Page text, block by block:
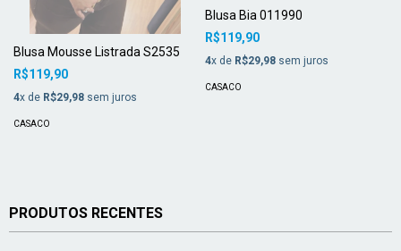
Blusa Mousse Listrada S2535
R$119,90
4x de R$29,98 sem juros
CASACO
Blusa Bia 011990
R$119,90
4x de R$29,98 sem juros
CASACO
PRODUTOS RECENTES